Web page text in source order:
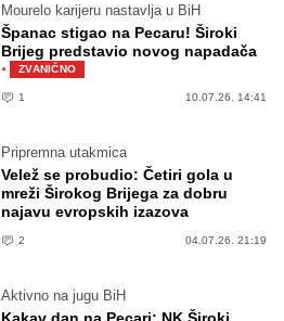
Mourelo karijeru nastavlja u BiH
Španac stigao na Pecaru! Široki
Brijeg predstavio novog napadača
· ZVANIČNO
1 10.07.26. 14:41
Pripremna utakmica
Velež se probudio: Četiri gola u
mreži Širokog Brijega za dobru
najavu evropskih izazova
2 04.07.26. 21:19
Aktivno na jugu BiH